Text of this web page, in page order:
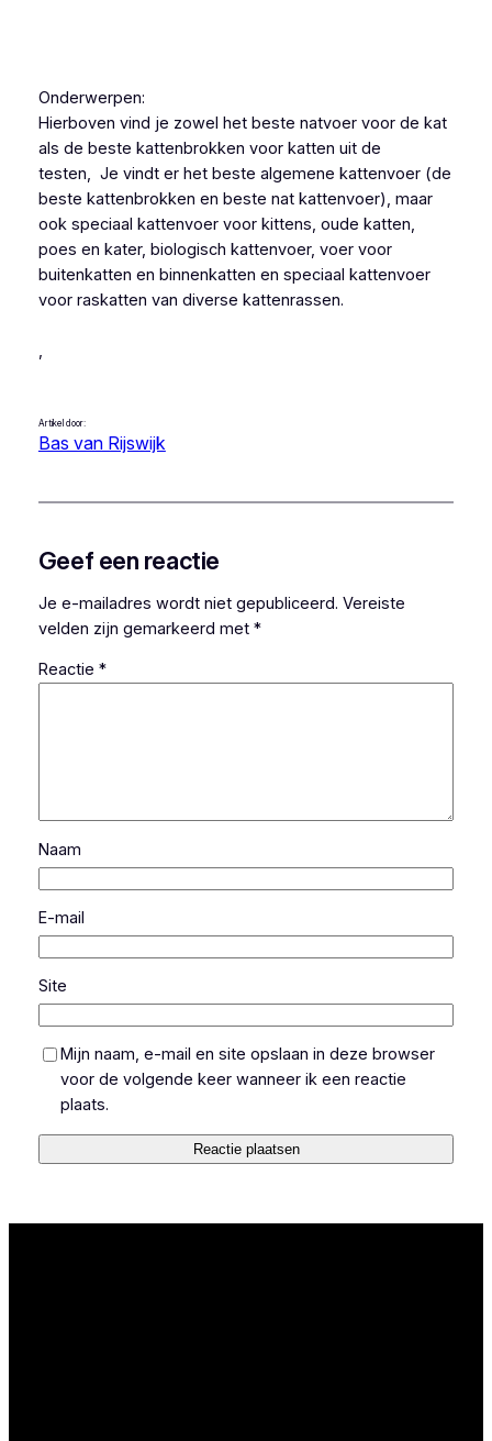
Onderwerpen:
Hierboven vind je zowel het beste natvoer voor de kat
als de beste kattenbrokken voor katten uit de
testen, Je vindt er het beste algemene kattenvoer (de
beste kattenbrokken en beste nat kattenvoer), maar
ook speciaal kattenvoer voor kittens, oude katten,
poes en kater, biologisch kattenvoer, voer voor
buitenkatten en binnenkatten en speciaal kattenvoer
voor raskatten van diverse kattenrassen.
,
Artikel door:
Bas van Rijswijk
Geef een reactie
Je e-mailadres wordt niet gepubliceerd. Vereiste
velden zijn gemarkeerd met *
Reactie *
Naam
E-mail
Site
Mijn naam, e-mail en site opslaan in deze browser
voor de volgende keer wanneer ik een reactie
plaats.